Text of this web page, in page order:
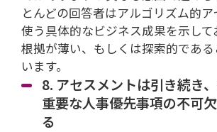
とんどの回答者はアルゴリズム的
使う具体的なビジネス成果を示して
根拠が薄い、もしくは探索的であ
います。
8. アセスメントは引き続き
重要な人事優先事項の不可
る